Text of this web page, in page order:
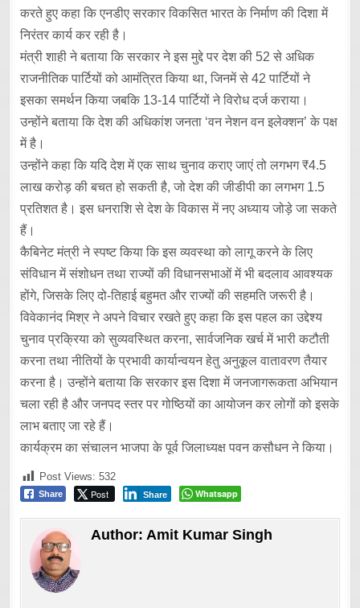
करते हुए कहा कि एनडीए सरकार विकसित भारत के निर्माण की दिशा में
निरंतर कार्य कर रही है।
मंत्री शाही ने बताया कि सरकार ने इस मुद्दे पर देश की 52 से अधिक
राजनीतिक पार्टियों को आमंत्रित किया था, जिनमें से 42 पार्टियों ने
इसका समर्थन किया जबकि 13-14 पार्टियों ने विरोध दर्ज कराया।
उन्होंने बताया कि देश की अधिकांश जनता ‘वन नेशन वन इलेक्शन’ के पक्ष
में है।
उन्होंने कहा कि यदि देश में एक साथ चुनाव कराए जाएं तो लगभग ₹4.5
लाख करोड़ की बचत हो सकती है, जो देश की जीडीपी का लगभग 1.5
प्रतिशत है। इस धनराशि से देश के विकास में नए अध्याय जोड़े जा सकते
हैं।
कैबिनेट मंत्री ने स्पष्ट किया कि इस व्यवस्था को लागू करने के लिए
संविधान में संशोधन तथा राज्यों की विधानसभाओं में भी बदलाव आवश्यक
होंगे, जिसके लिए दो-तिहाई बहुमत और राज्यों की सहमति जरूरी है।
विवेकानंद मिश्र ने अपने विचार रखते हुए कहा कि इस पहल का उद्देश्य
चुनाव प्रक्रिया को सुव्यवस्थित करना, सार्वजनिक खर्च में भारी कटौती
करना तथा नीतियों के प्रभावी कार्यान्वयन हेतु अनुकूल वातावरण तैयार
करना है। उन्होंने बताया कि सरकार इस दिशा में जनजागरूकता अभियान
चला रही है और जनपद स्तर पर गोष्ठियों का आयोजन कर लोगों को इसके
लाभ बताए जा रहे हैं।
कार्यक्रम का संचालन भाजपा के पूर्व जिलाध्यक्ष पवन कसौधन ने किया।
Post Views: 532
Share Post Share Whatsapp
Author:Amit Kumar Singh